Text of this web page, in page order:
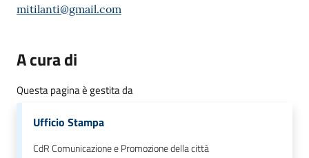
mitilanti@gmail.com
A cura di
Questa pagina è gestita da
Ufficio Stampa
CdR Comunicazione e Promozione della città